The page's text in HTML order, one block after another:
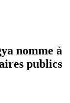
nomme à
publics